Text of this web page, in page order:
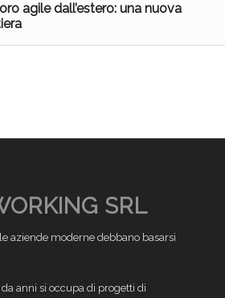
agile dall’estero: una nuova
SRL
aziende moderne debbano basarsi
anni si occupa di progetti di